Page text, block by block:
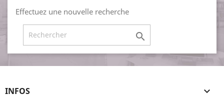
Effectuez une nouvelle recherche

INFOS 